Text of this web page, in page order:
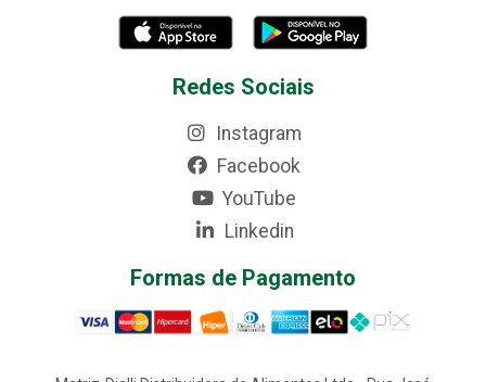
Redes Sociais
Instagram
Facebook
YouTube
Linkedin
Formas de Pagamento